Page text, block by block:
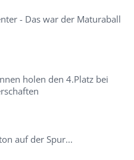
- Das war der Maturaball
holen den 4.Platz bei
auf der Spur...